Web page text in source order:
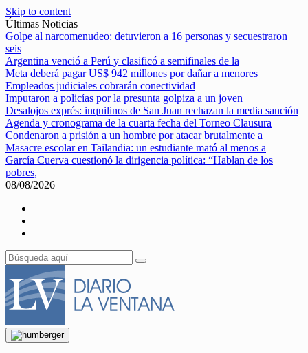
Skip to content
Últimas Noticias
Golpe al narcomenudeo: detuvieron a 16 personas y secuestraron
seis
Argentina venció a Perú y clasificó a semifinales de la
Meta deberá pagar US$ 942 millones por dañar a menores
Empleados judiciales cobrarán conectividad
Imputaron a policías por la presunta golpiza a un joven
Desalojos exprés: inquilinos de San Juan rechazan la media sanción
Agenda y cronograma de la cuarta fecha del Torneo Clausura
Condenaron a prisión a un hombre por atacar brutalmente a
Masacre escolar en Tailandia: un estudiante mató al menos a
García Cuerva cuestionó la dirigencia política: “Hablan de los
pobres,
08/08/2026